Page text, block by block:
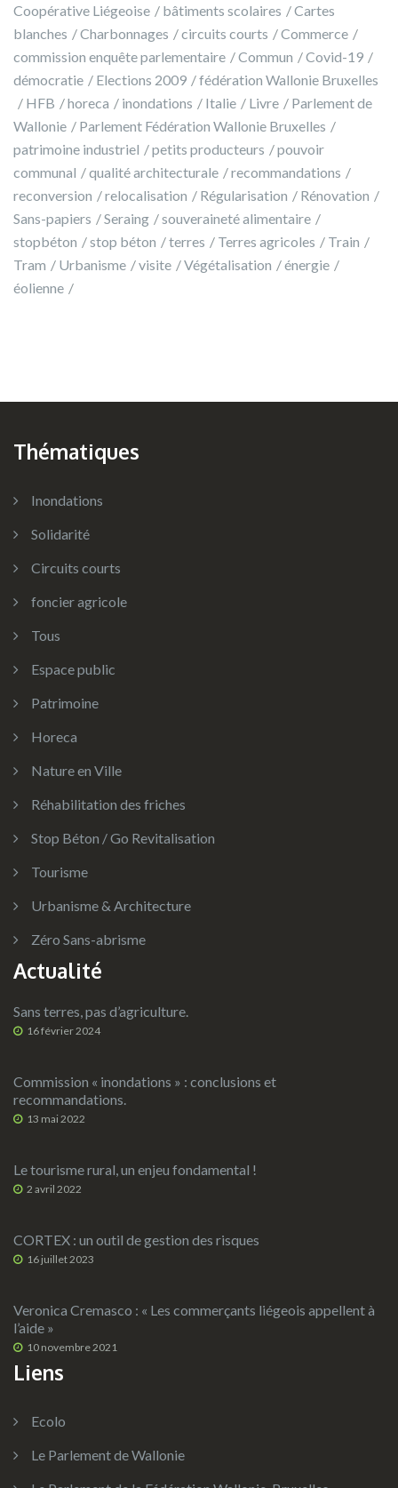
Coopérative Liégeoise
bâtiments scolaires
Cartes
blanches
Charbonnages circuits courts
Commerce
commission enquête parlementaire
Commun
Covid-19
démocratie
Elections 2009
fédération Wallonie Bruxelles
HFB
horeca inondations Italie Livre
Parlement de
Wallonie
Parlement Fédération Wallonie Bruxelles
patrimoine industriel
petits producteurs
pouvoir
communal
qualité architecturale
recommandations
reconversion
relocalisation Régularisation
Rénovation
Sans-papiers
Seraing
souveraineté alimentaire
stopbéton
stop béton terres Terres agricoles
Train
Tram
Urbanisme visite Végétalisation
énergie
éolienne
Thématiques
Inondations
Solidarité
Circuits courts
foncier agricole
Tous
Espace public
Patrimoine
Horeca
Nature en Ville
Réhabilitation des friches
Stop Béton / Go Revitalisation
Tourisme
Urbanisme & Architecture
Zéro Sans-abrisme
Actualité
Sans terres, pas d’agriculture.
16 février 2024
Commission « inondations » : conclusions et
recommandations.
13 mai 2022
Le tourisme rural, un enjeu fondamental !
2 avril 2022
CORTEX : un outil de gestion des risques
16 juillet 2023
Veronica Cremasco : « Les commerçants liégeois appellent à
l’aide »
10 novembre 2021
Liens
Ecolo
Le Parlement de Wallonie